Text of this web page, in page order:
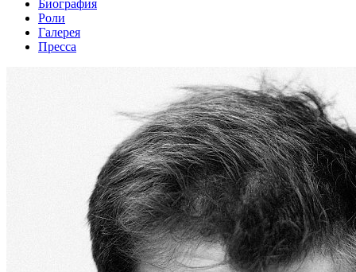
Биография
Роли
Галерея
Пресса